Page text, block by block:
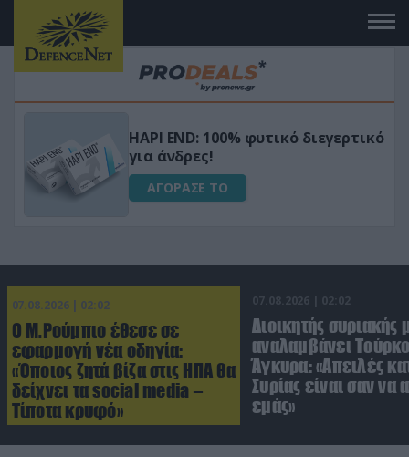
Μεταμόρφωσε τον κήπο σου με το
Ultra Box Μίνι Αλυσοπρίονο με
μπαταρία λιθίου
ΑΓΟΡΑΣΕ ΤΟ
07.08.2026 | 02:02
Ο Μ.Ρούμπιο έθεσε σε
εφαρμογή νέα οδηγία:
«Όποιος ζητά βίζα στις ΗΠΑ θα
δείχνει τα social media –
Τίποτα κρυφό»
07.08.2026 | 02:02
Διοικητής συριακής
αναλαμβάνει
Άγκυρα: «Απειλές
Συρίας είναι σαν να
εμάς»